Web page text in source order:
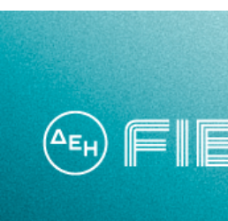
- Advertisement -